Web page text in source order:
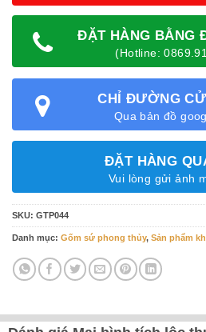
ĐẶT HÀNG BẰNG
(Hotline:
CHỈ ĐƯỜNG
Qua bản đồ
ĐẶT HÀNG
Vui lòng gửi ảnh
SKU: GTP044
Danh mục: Gốm sứ phong thủy, Sản phẩm